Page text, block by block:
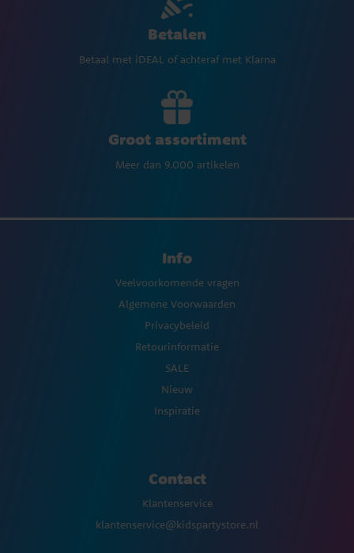
Betalen
Betaal met iDEAL of achteraf met Klarna
Groot assortiment
Meer dan 9.000 artikelen
Info
Veelvoorkomende vragen
Algemene Voorwaarden
Privacybeleid
Retourinformatie
SALE
Nieuw
Inspiratie
Contact
Klantenservice
klantenservice@kidspartystore.nl